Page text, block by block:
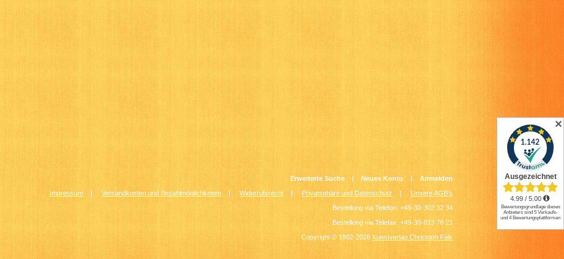
Erweiterte Suche | Neues Konto | Anmelden
Impressum | Versandkosten und Bezahlmöglichkeiten|Widerrufsrecht | Privatsphäre und Datenschutz |Unsere AGB's
Bestellung via Telefon: +49-30-302 32 34
Bestellung via Telefax: +49-30-813 76 21
Copyright © 1982-2026 Kunstverlag Christoph Falk
✕